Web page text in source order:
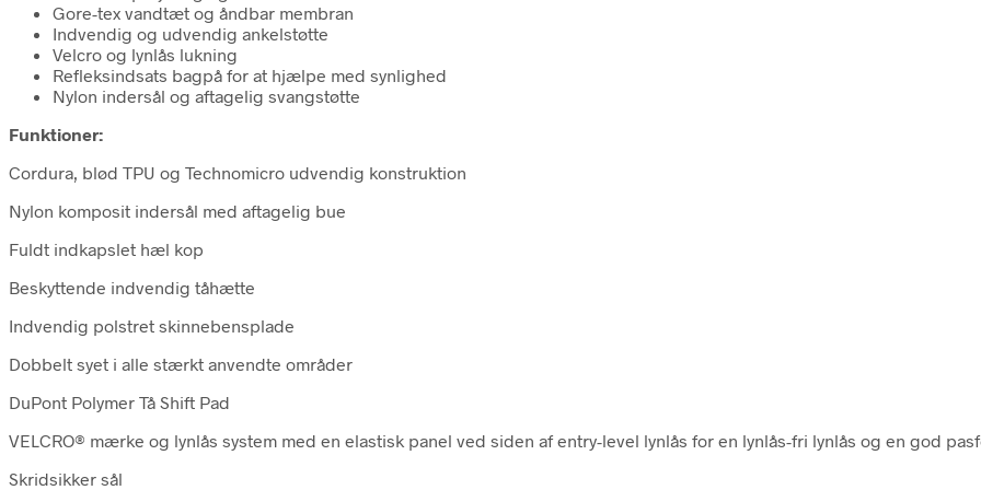
Gore-tex vandtæt og åndbar membran
Indvendig og udvendig ankelstøtte
Velcro og lynlås lukning
Refleksindsats bagpå for at hjælpe med synlighed
Nylon indersål og aftagelig svangstøtte
Funktioner:
Cordura, blød TPU og Technomicro udvendig konstruktion
Nylon komposit indersål med aftagelig bue
Fuldt indkapslet hæl kop
Beskyttende indvendig tåhætte
Indvendig polstret skinnebensplade
Dobbelt syet i alle stærkt anvendte områder
DuPont Polymer Tå Shift Pad
VELCRO® mærke og lynlås system med en elastisk panel ved siden af entry-level lynlås for en lynlås-fri lynlås og en god
Skridsikker sål